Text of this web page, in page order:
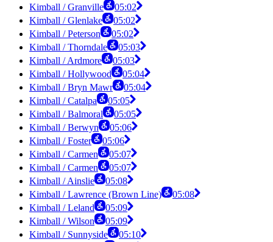
Kimball / Granville
05:02
Kimball / Glenlake
05:02
Kimball / Peterson
05:02
Kimball / Thorndale
05:03
Kimball / Ardmore
05:03
Kimball / Hollywood
05:04
Kimball / Bryn Mawr
05:04
Kimball / Catalpa
05:05
Kimball / Balmoral
05:05
Kimball / Berwyn
05:06
Kimball / Foster
05:06
Kimball / Carmen
05:07
Kimball / Carmen
05:07
Kimball / Ainslie
05:08
Kimball / Lawrence (Brown Line)
05:08
Kimball / Leland
05:09
Kimball / Wilson
05:09
Kimball / Sunnyside
05:10